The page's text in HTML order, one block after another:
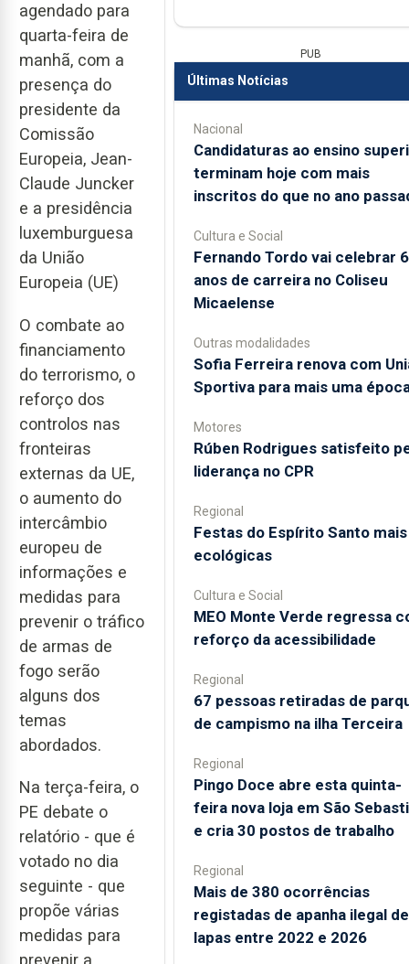
agendado para
quarta-feira de
manhã, com a
presença do
presidente da
Comissão
Europeia, Jean-
Claude Juncker
e a presidência
luxemburguesa
da União
Europeia (UE)
O combate ao
financiamento
do terrorismo, o
reforço dos
controlos nas
fronteiras
externas da UE,
o aumento do
intercâmbio
europeu de
informações e
medidas para
prevenir o tráfico
de armas de
fogo serão
alguns dos
temas
abordados.
Na terça-feira, o
PE debate o
relatório - que é
votado no dia
seguinte - que
propõe várias
medidas para
PUB
Últimas Notícias
Nacional
Candidaturas ao ensino
terminam hoje com mais
inscritos do que no ano
Cultura e Social
Fernando Tordo vai celebrar
anos de carreira no Coliseu
Micaelense
Outras modalidades
Sofia Ferreira renova com
Sportiva para mais uma
Motores
Rúben Rodrigues satisfeito
liderança no CPR
Regional
Festas do Espírito Santo mais
ecológicas
Cultura e Social
MEO Monte Verde regressa
reforço da acessibilidade
Regional
67 pessoas retiradas de
de campismo na ilha Terceira
Regional
Pingo Doce abre esta quinta-
feira nova loja em São
e cria 30 postos de trabalho
Regional
Mais de 380 ocorrências
registadas de apanha ilegal de
lapas entre 2022 e 2026